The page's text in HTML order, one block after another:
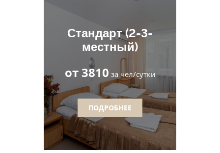
Стандарт (2-3-
местный)
от 3810 за чел/сутки
ПОДРОБНЕЕ